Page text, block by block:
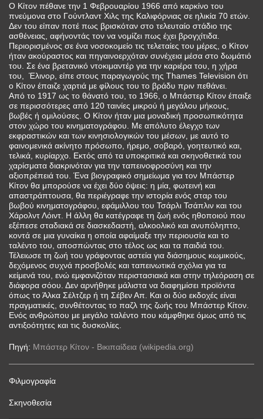
Ο Κίτον πέθανε την 1 Φεβρουαρίου 1966 από καρκίνο του
πνεύμονα στο Γούντλαντ Χιλς της Καλιφόρνιας σε ηλικία 70 ετών.
Δεν του είπαν ποτέ πως βρισκόταν στο τελευταίο στάδιο της
ασθένειας, αφήνοντάς τον να νομίζει πως έχει βρογχίτιδα.
Περιορισμένος σε ένα νοσοκομείο τις τελεταίες του μέρες, ο Κίτον
ήταν ακούραστος και πηγαινοερχόταν συνέχεια μέσα στο δωμάτιό
του. Σε ένα βρετανικό ντοκιμαντέρ για την καριέρα του, η χήρα
του, Έλινορ, είπε στους παραγωγούς της Thames Television ότι
ο Κίτον έπαιζε χαρτιά με φίλους του το βράδυ πριν πεθάνει.
Από το 1917 ως το θάνατό του, το 1966, ο Μπάστερ Κίτον έπαιξε
σε περισσότερες από 120 ταινίες μικρού ή μεγάλου μήκους,
βωβές ή ομιλούσες. Ο Κίτον ήταν μια μοναδική προσωπικότητα
στον χώρο του κινηματογράφου. Με απόλυτο έλεγχο των
εκφραστικών και των κινησιολογικών του μέσων, με αυτό το
φαινομενικά ακίνητο πρόσωπο, ήρεμο, σοβαρό, γοητευτικό και,
τελικά, κυρίαρχο. Εκτός από τα υποκριτικά και σκηνοθετικά του
χαρίσματα διακρινόταν για την ταπεινοφροσύνη και την
αξιοπρέπειά του. Ένα βιογραφικό σημείωμα για τον Μπάστερ
Κίτον θα μπορούσε να έχει δύο όψεις: η μία, φωτεινή και
απαστράπτουσα, θα περιέγραφε την ιστορία ενός σταρ του
βωβού κινηματογράφου, εφάμιλλου του Τσάρλι Τσάπλιν και του
Χάρολντ Λόιντ. Η άλλη θα κατέγραφε τη ζωή ενός ηθοποιού που
εξέπεσε σταδιακά σε διασκεδαστή, αλκοολικό και ανυπόληπτο,
κοντά σε μια γυναίκα η οποία αφαίμαξε την περιουσία και το
ταλέντο του, αποσπώντας στο τέλος ως και τα παιδιά του.
Τέλειωσε τη ζωή του γράφοντας αστεία για διάσημους κωμικούς,
δεχόμενος συχνά προσβολές και ταπεινωτικά σχόλια για τα
κείμενά του, ενώ εμφανιζόταν περιστασιακά και στην τηλεόραση σε
διάφορα σόου. Δεν αρνήθηκε μάλιστα να διαφημίσει προϊόντα
όπως το Άλκα Σέλτζερ ή τη Σέβεν Απ. Και οι δύο εκδοχές είναι
πραγματικές, συνθέτοντας το παζλ της ζωής του Μπάστερ Κίτον.
Ενός ανθρώπου με μεγάλο ταλέντο που κάμφθηκε όμως από τις
αντιξοότητες και τις δυσκολίες.
Πηγή: Μπάστερ Κίτον - Βικιπαίδεια (wikipedia.org)
Φιλμογραφία
Σκηνοθεσία